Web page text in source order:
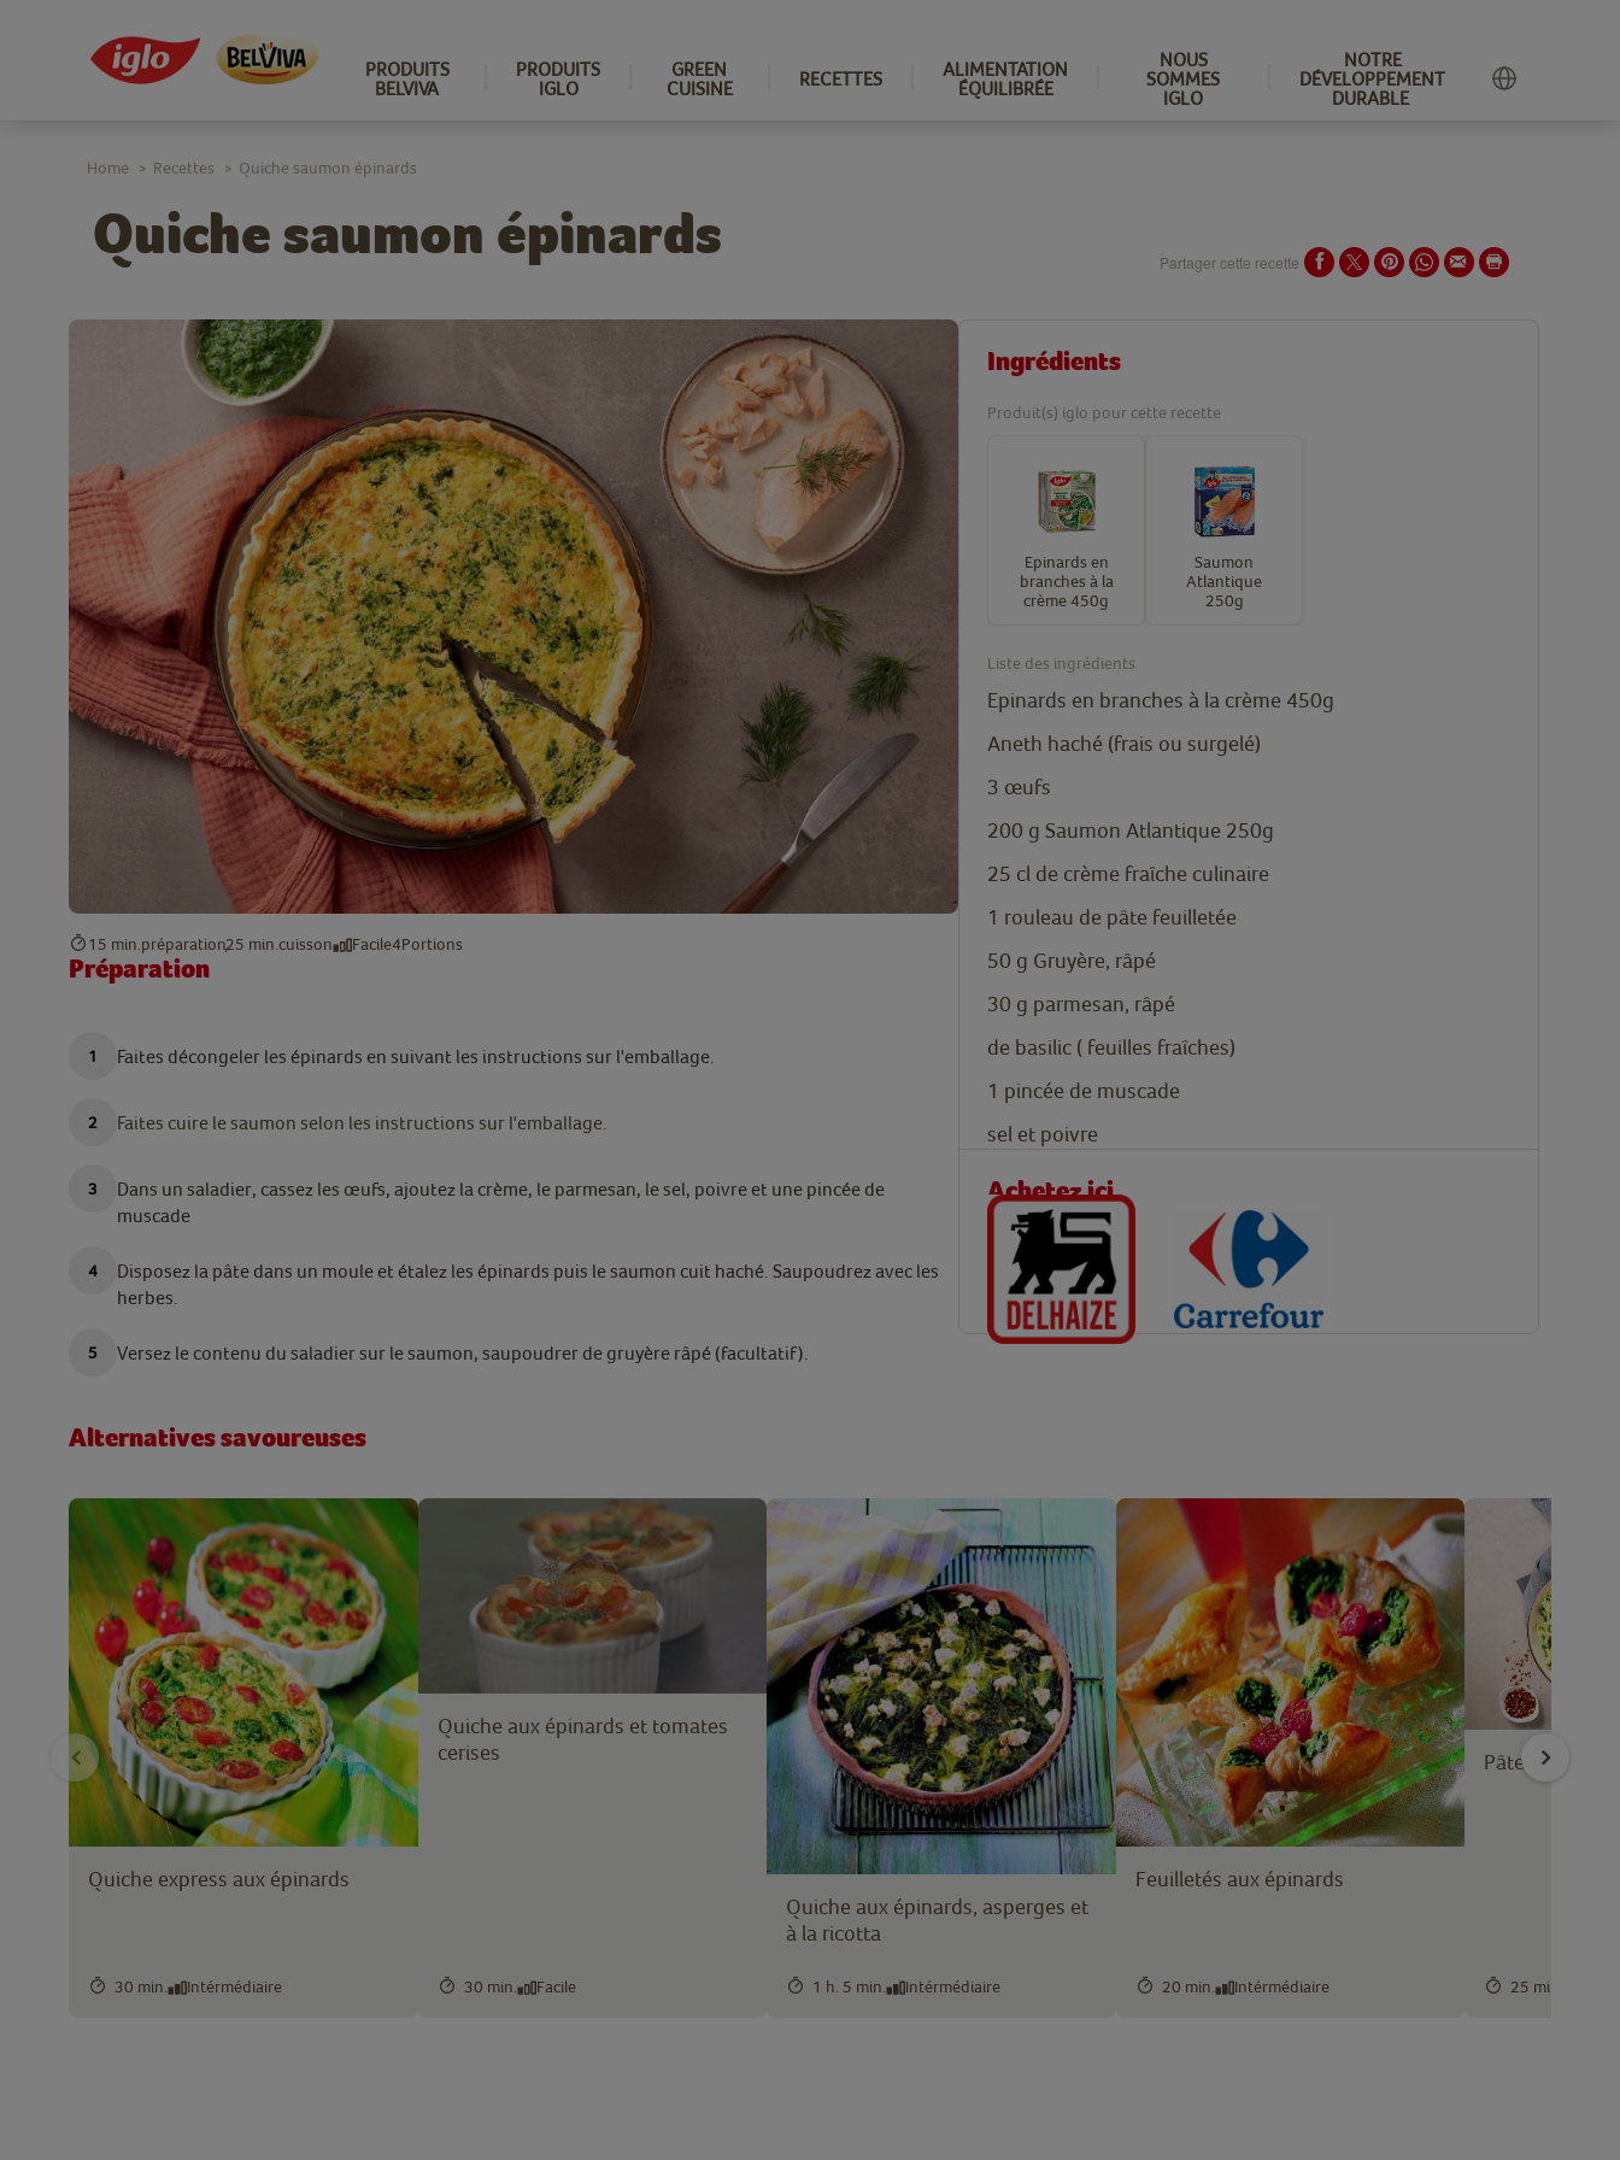
PRODUITS
BELVIVA
PRODUITS
IGLO
GREEN
CUISINE
RECETTES
ALIMENTATION
ÉQUILIBRÉE
NOUS
SOMMES
IGLO
NOTRE
DÉVELOPPEMENT
DURABLE
Quiche saumon épinards Partager cette recette
Home > Recettes > Quiche saumon épinards
15 min. préparation25 min. cuisson Facile4Portions
Préparation
Faites décongeler les épinards en suivant les instructions sur l'emballage.
Faites cuire le saumon selon les instructions sur l'emballage.
Dans un saladier, cassez les œufs, ajoutez la crème, le parmesan, le sel, poivre et une pincée de
muscade
Disposez la pâte dans un moule et étalez les épinards puis le saumon cuit haché. Saupoudrez avec les
herbes.
Versez le contenu du saladier sur le saumon, saupoudrer de gruyère râpé (facultatif).
Ingrédients
Produit(s) iglo pour cette recette
Epinards en
branches à la
crème 450g
Saumon
Atlantique
250g
Liste des ingrédients
Epinards en branches à la crème 450g
Aneth haché (frais ou surgelé)
3 œufs
200 g Saumon Atlantique 250g
25 cl de crème fraîche culinaire
1 rouleau de pâte feuilletée
50 g Gruyère, râpé
30 g parmesan, râpé
de basilic ( feuilles fraîches)
1 pincée de muscade
sel et poivre
Achetez ici
Alternatives savoureuses
Quiche express aux épinards
30 min. Intérmédiaire
Quiche aux épinards et tomates
cerises
30 min. Facile
Quiche aux épinards, asperges et
à la ricotta
1 h. 5 min. Intérmédiaire
Feuilletés aux épinards
20 min. Intérmédiaire
Pâtes aux
25 min.